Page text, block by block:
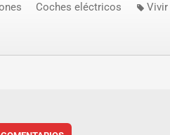
Coches eléctricos